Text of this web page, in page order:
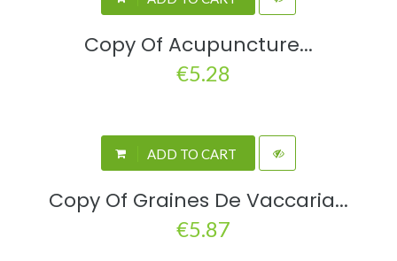
Copy Of Acupuncture...
€5.28
ADD TO CART
Copy Of Graines De Vaccaria...
€5.87